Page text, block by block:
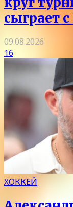
сыграет
09.08.2026
16
ХОККЕЙ